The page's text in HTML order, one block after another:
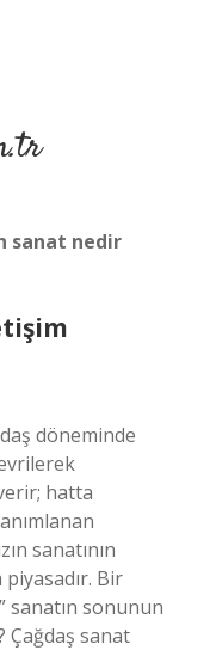
sanat nedir
döneminde
hatta
sanatının
Bir
sanatın sonunun
Çağdaş sanat